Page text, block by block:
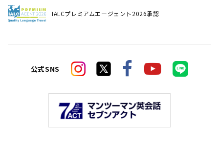
IALCプレミアムエージェント2026承認
公式SNS